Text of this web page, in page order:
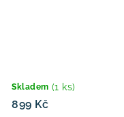
Skladem (1 ks)
899 Kč